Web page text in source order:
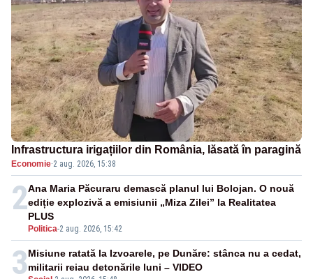
Infrastructura irigațiilor din România, lăsată în paragină
Economie·2 aug. 2026, 15:38
2
Politica-2 aug. 2026, 15:42
Ana Maria Păcuraru demască planul lui Bolojan. O nouă
ediție explozivă a emisiunii „Miza Zilei” la Realitatea
PLUS
3Misiune ratată la Izvoarele, pe Dunăre: stânca nu a cedat,
militarii reiau detonările luni – VIDEO